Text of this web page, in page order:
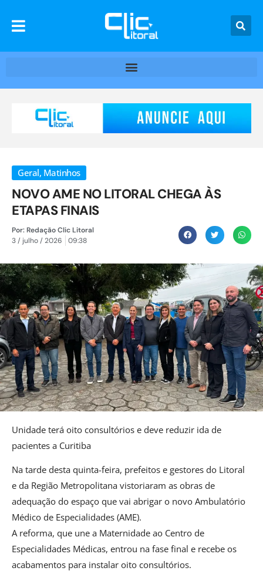
Geral, Matinhos
NOVO AME NO LITORAL CHEGA ÀS
ETAPAS FINAIS
Por:Redação Clic Litoral
3 / julho / 2026
09:38
Unidade terá oito consultórios e deve reduzir ida de
pacientes a Curitiba
Na tarde desta quinta-feira, prefeitos e gestores do Litoral
e da Região Metropolitana vistoriaram as obras de
adequação do espaço que vai abrigar o novo Ambulatório
Médico de Especialidades (AME).
A reforma, que une a Maternidade ao Centro de
Especialidades Médicas, entrou na fase final e recebe os
acabamentos para instalar oito consultórios.